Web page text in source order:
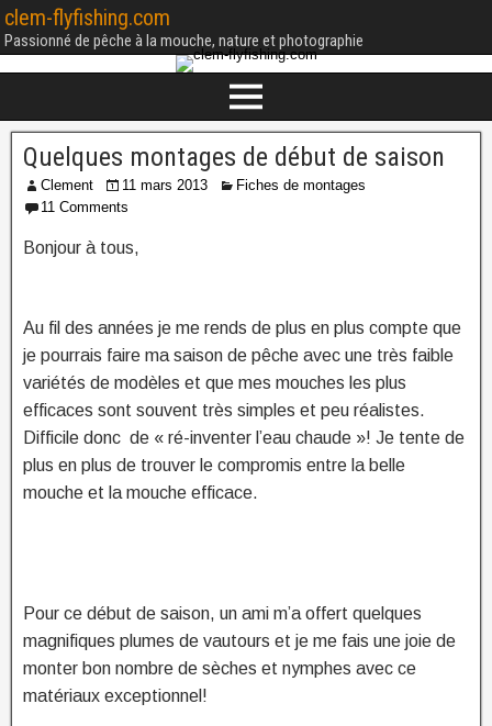
clem-flyfishing.com
Passionné de pêche à la mouche, nature et photographie
Quelques montages de début de saison
Clement 11 mars 2013
Fiches de montages
11 Comments
Bonjour à tous,
Au fil des années je me rends de plus en plus compte que
je pourrais faire ma saison de pêche avec une très faible
variétés de modèles et que mes mouches les plus
efficaces sont souvent très simples et peu réalistes.
Difficile donc de « ré-inventer l’eau chaude »! Je tente de
plus en plus de trouver le compromis entre la belle
mouche et la mouche efficace.
Pour ce début de saison, un ami m’a offert quelques
magnifiques plumes de vautours et je me fais une joie de
monter bon nombre de sèches et nymphes avec ce
matériaux exceptionnel!